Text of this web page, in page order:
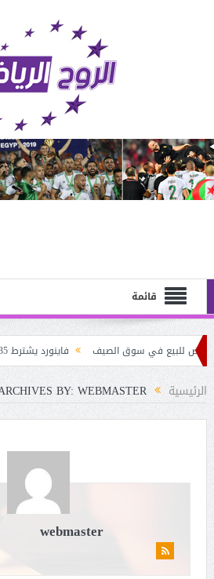
قائمة
في سوق الصيف
فاينورد يشترط 35 مليون يورو مقابل الساحر الجزائري: أستون فيلا يُنــافس نيوكاسل على حــاج موسى
بيتكوفيتش
الرئيسية ARCHIVES BY: WEBMASTER
webmaster